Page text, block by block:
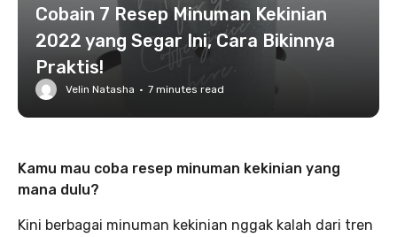
Cobain 7 Resep Minuman Kekinian
2022 yang Segar Ini, Cara Bikinnya
Praktis!
Velin Natasha · 7 minutes read
Kamu mau coba resep minuman kekinian yang
mana dulu?
Kini berbagai minuman kekinian nggak kalah dari tren